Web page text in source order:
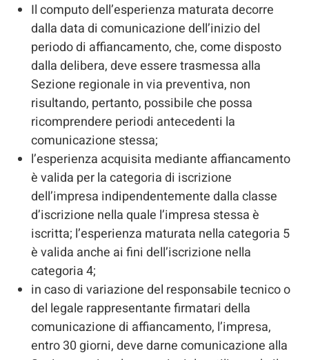
Il computo dell’esperienza maturata decorre
dalla data di comunicazione dell’inizio del
periodo di affiancamento, che, come disposto
dalla delibera, deve essere trasmessa alla
Sezione regionale in via preventiva, non
risultando, pertanto, possibile che possa
ricomprendere periodi antecedenti la
comunicazione stessa;
l’esperienza acquisita mediante affiancamento
è valida per la categoria di iscrizione
dell’impresa indipendentemente dalla classe
d’iscrizione nella quale l’impresa stessa è
iscritta; l’esperienza maturata nella categoria 5
è valida anche ai fini dell’iscrizione nella
categoria 4;
in caso di variazione del responsabile tecnico o
del legale rappresentante firmatari della
comunicazione di affiancamento, l’impresa,
entro 30 giorni, deve darne comunicazione alla